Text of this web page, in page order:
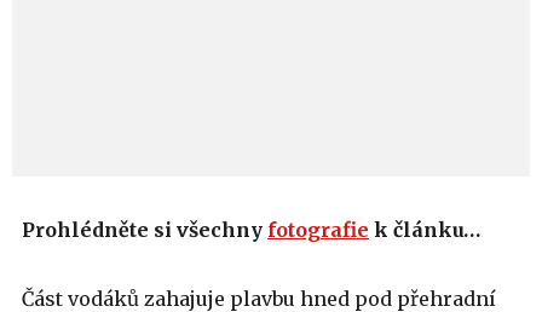
Prohlédněte si všechny fotografie k článku…
Část vodáků zahajuje plavbu hned pod přehradní